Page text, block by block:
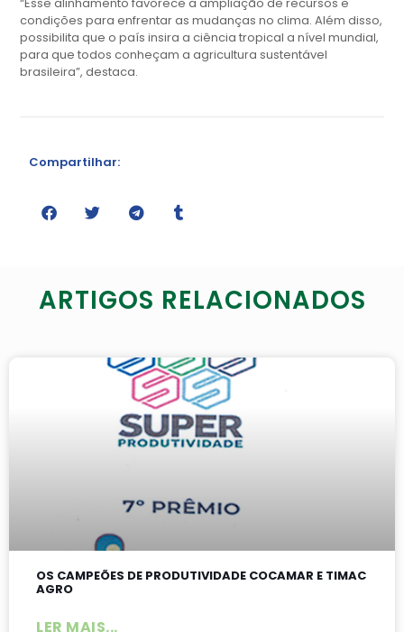
condições para enfrentar as mudanças no clima. Além disso,
possibilita que o país insira a ciência tropical a nível mundial,
para que todos conheçam a agricultura sustentável
brasileira”, destaca.
Compartilhar:
ARTIGOS RELACIONADOS
OS CAMPEÕES DE PRODUTIVIDADE COCAMAR E TIMAC
AGRO
LER MAIS...